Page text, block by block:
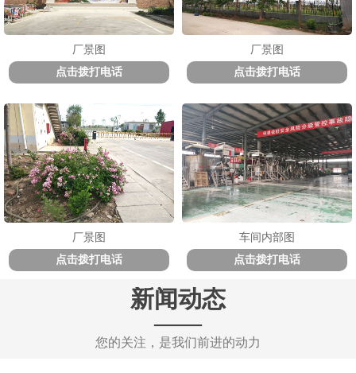
厂景图
点击拨打电话
厂景图
点击拨打电话
厂景图
点击拨打电话
车间内部图
点击拨打电话
新闻动态
——
您的关注，是我们前进的动力